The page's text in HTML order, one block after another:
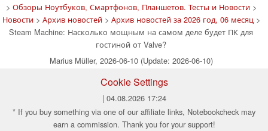
> Обзоры Ноутбуков, Смартфонов, Планшетов. Тесты и Новости>
Новости> Архив новостей> Архив новостей за 2026 год, 06 месяц>
Steam Machine: Насколько мощным на самом деле будет ПК для
гостиной от Valve?
Marius Müller, 2026-06-10 (Update: 2026-06-10)
Cookie Settings
| 04.08.2026 17:24
* If you buy something via one of our affiliate links, Notebookcheck may
earn a commission. Thank you for your support!